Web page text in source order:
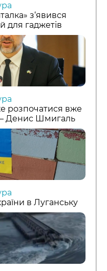
з‘явився
для гаджетів
розпочатися вже
Денис Шмигаль
в Луганську